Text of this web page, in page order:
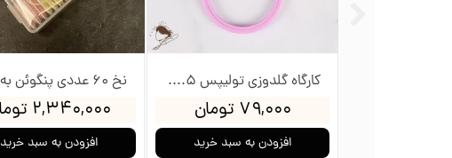
۲,۳۴۰,۰۰۰ تومان
افزودن به سبد خرید
کارگاه گلدوزی تولیپس 8.5سانت
۷۹,۰۰۰ تومان
افزودن به سبد خرید